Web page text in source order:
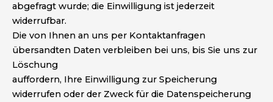
abgefragt wurde; die Einwilligung ist jederzeit
widerrufbar.
Die von Ihnen an uns per Kontaktanfragen
übersandten Daten verbleiben bei uns, bis Sie uns zur
Löschung
auffordern, Ihre Einwilligung zur Speicherung
widerrufen oder der Zweck für die Datenspeicherung